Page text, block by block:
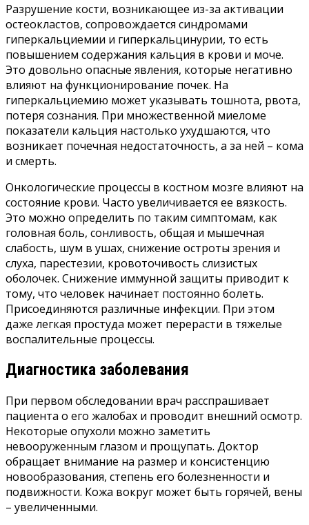
Разрушение кости, возникающее из-за активации
остеокластов, сопровождается синдромами
гиперкальциемии и гиперкальцинурии, то есть
повышением содержания кальция в крови и моче.
Это довольно опасные явления, которые негативно
влияют на функционирование почек. На
гиперкальциемию может указывать тошнота, рвота,
потеря сознания. При множественной миеломе
показатели кальция настолько ухудшаются, что
возникает почечная недостаточность, а за ней – кома
и смерть.
Онкологические процессы в костном мозге влияют на
состояние крови. Часто увеличивается ее вязкость.
Это можно определить по таким симптомам, как
головная боль, сонливость, общая и мышечная
слабость, шум в ушах, снижение остроты зрения и
слуха, парестезии, кровоточивость слизистых
оболочек. Снижение иммунной защиты приводит к
тому, что человек начинает постоянно болеть.
Присоединяются различные инфекции. При этом
даже легкая простуда может перерасти в тяжелые
воспалительные процессы.
Диагностика заболевания
При первом обследовании врач расспрашивает
пациента о его жалобах и проводит внешний осмотр.
Некоторые опухоли можно заметить
невооруженным глазом и прощупать. Доктор
обращает внимание на размер и консистенцию
новообразования, степень его болезненности и
подвижности. Кожа вокруг может быть горячей, вены
– увеличенными.